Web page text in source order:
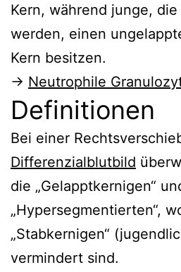
Kern, während junge,
werden, einen
Kern besitzen.
→ Neutrophile
Definitionen
Bei einer
Differenzialblutbild
die „Gelapptkernigen“
„Hypersegmentierten“,
„Stabkernigen“
vermindert sind.